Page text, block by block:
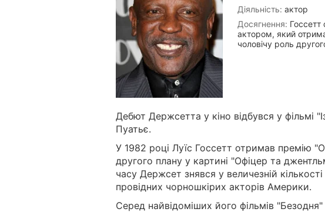
Діяльність: актор
Досягнення:
актором, який
чоловічу роль
Дебют Держсетта у кіно відбувся у фільмі
Пуатьє.
У 1982 році Луїс Госсетт отримав премію
другого плану у картині "Офіцер та
часу Держсет знявся у величезній
провідних чорношкірих акторів Америки.
Серед найвідоміших його фільмів